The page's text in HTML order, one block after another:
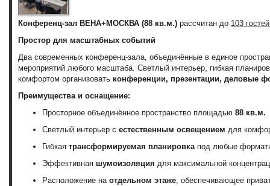
Конференц-зал ВЕНА+МОСКВА (88 кв.м.) рассчитан до 103
Простор для масштабных событий
Два современных конференц-зала, объединённые в единое
мероприятий любого масштаба. Светлый интерьер, гибкая
комфортом организовать конференции, презентации, деловые
Преимущества и оснащение:
Просторное объединённое пространство площадью 88 кв.м.
Светлый интерьер с естественным освещением для
Гибкая трансформируемая планировкапод любые
Эффективная шумоизоляция для максимальной
Расположение наотдельном этаже, обеспечивающее